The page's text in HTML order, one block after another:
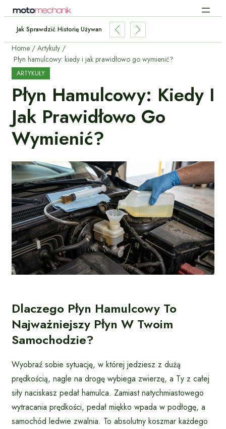
Czy Kredyt Samochodowy: Co Bardziej Się Opłaca?
Home
Artykuły
Płyn hamulcowy: kiedy i jak prawidłowo go wymienić?
ARTYKUŁY
Płyn Hamulcowy: Kiedy I
Jak Prawidłowo Go
Wymienić?
Dlaczego Płyn Hamulcowy To
Najważniejszy Płyn W Twoim
Samochodzie?
Wyobraź sobie sytuację, w której jedziesz z dużą
prędkością, nagle na drogę wybiega zwierzę, a Ty z całej
siły naciskasz pedał hamulca. Zamiast natychmiastowego
wytracania prędkości, pedał miękko wpada w podłogę, a
samochód ledwie zwalnia. To absolutny koszmar każdego